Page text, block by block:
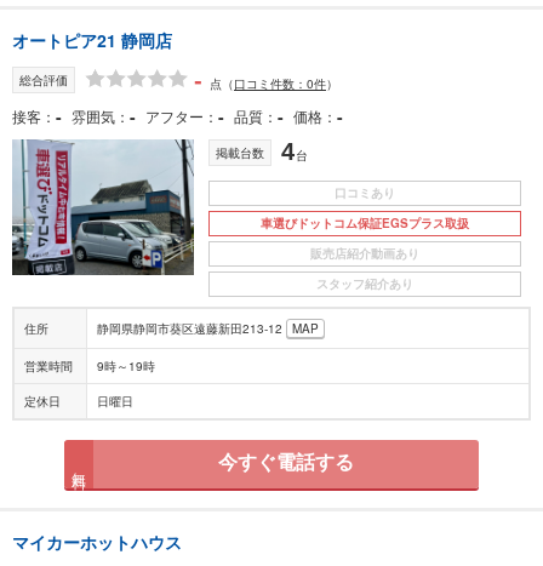
オートピア21 静岡店
総合評価 - 点 （口コミ件数：0件）
接客 - 雰囲気 - アフター - 品質 - 価格 -
掲載台数 4台
口コミあり
車選びドットコム保証EGSプラス取扱
販売店紹介動画あり
スタッフ紹介あり
住所 静岡県静岡市葵区遠藤新田213-12 MAP
営業時間 9時～19時
定休日 日曜日
今すぐ電話する
マイカーホットハウス